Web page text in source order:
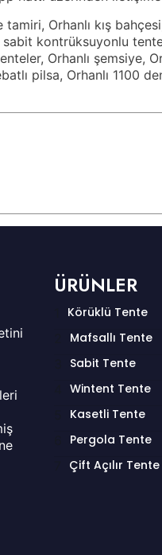
Orhanlı kış
kontrüksuyonlu
Orhanlı şemsiye,
pilsa, Orhanlı 1100
ÜRÜNLER
Körüklü Tente
Mafsallı Tente
Sabit Tente
Wintent Tente
Kasetli Tente
Pergola Tente
Çift Açılır Tente